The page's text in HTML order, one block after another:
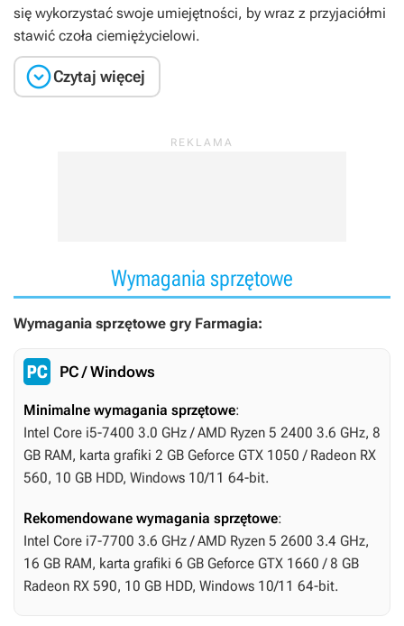
się wykorzystać swoje umiejętności, by wraz z przyjaciółmi
stawić czoła ciemiężycielowi.
Czytaj więcej
Wymagania sprzętowe
Wymagania sprzętowe gry Farmagia:
PC / Windows
Minimalne wymagania sprzętowe:
Intel Core i5-7400 3.0 GHz / AMD Ryzen 5 2400 3.6 GHz, 8
GB RAM, karta grafiki 2 GB Geforce GTX 1050 / Radeon RX
560, 10 GB HDD, Windows 10/11 64-bit.
Rekomendowane wymagania sprzętowe:
Intel Core i7-7700 3.6 GHz / AMD Ryzen 5 2600 3.4 GHz,
16 GB RAM, karta grafiki 6 GB Geforce GTX 1660 / 8 GB
Radeon RX 590, 10 GB HDD, Windows 10/11 64-bit.